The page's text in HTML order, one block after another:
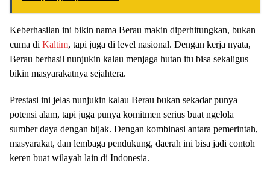
Keberhasilan ini bikin nama Berau makin diperhitungkan, bukan
cuma di Kaltim, tapi juga di level nasional. Dengan kerja nyata,
Berau berhasil nunjukin kalau menjaga hutan itu bisa sekaligus
bikin masyarakatnya sejahtera.
Prestasi ini jelas nunjukin kalau Berau bukan sekadar punya
potensi alam, tapi juga punya komitmen serius buat ngelola
sumber daya dengan bijak. Dengan kombinasi antara pemerintah,
masyarakat, dan lembaga pendukung, daerah ini bisa jadi contoh
keren buat wilayah lain di Indonesia.